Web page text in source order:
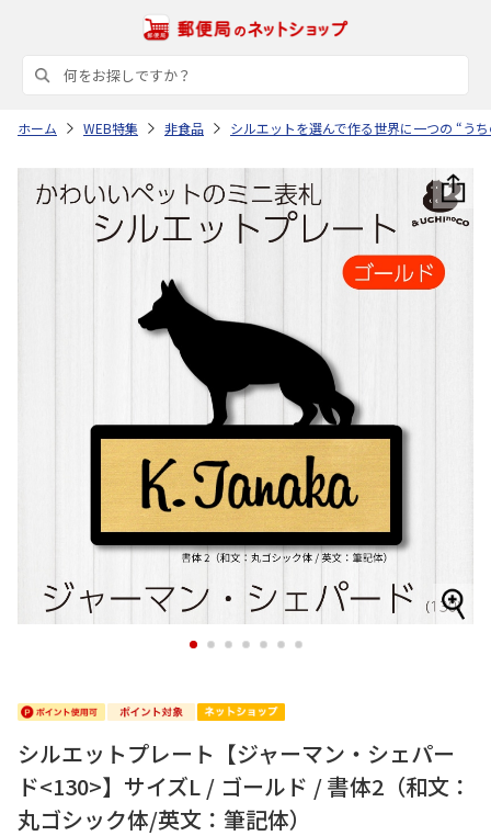
ホーム WEB特集 非食品 シルエットを選んで作る世界に一つの “う
1 2 3 4 5 6 7
シルエットプレート【ジャーマン・シェパー
ド<130>】サイズL / ゴールド / 書体2（和文：
丸ゴシック体/英文：筆記体）